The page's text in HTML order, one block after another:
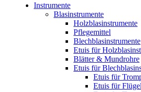
Instrumente
Blasinstrumente
Holzblasinstrumente
Pflegemittel
Blechblasinstrumente
Etuis für
Blätter & Mundrohre
Etuis für
Etuis für
Etuis für